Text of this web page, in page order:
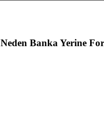
Neden Banka Yerine